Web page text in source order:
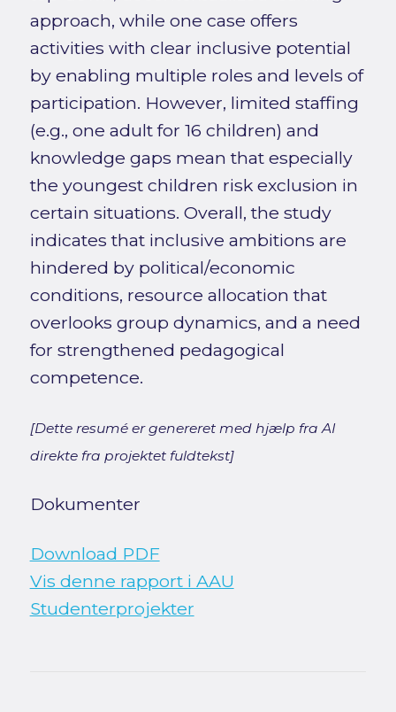
approach, while one case offers
activities with clear inclusive potential
by enabling multiple roles and levels of
participation. However, limited staffing
(e.g., one adult for 16 children) and
knowledge gaps mean that especially
the youngest children risk exclusion in
certain situations. Overall, the study
indicates that inclusive ambitions are
hindered by political/economic
conditions, resource allocation that
overlooks group dynamics, and a need
for strengthened pedagogical
competence.
[Dette resumé er genereret med hjælp fra AI
direkte fra projektet fuldtekst]
Dokumenter
Download PDF
Vis denne rapport i AAU
Studenterprojekter